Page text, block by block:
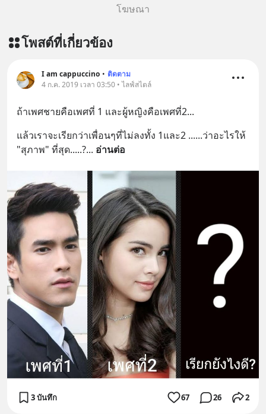
โฆษณา
โพสต์ที่เกี่ยวข้อง
I am cappuccino • ติดตาม
4 ก.ค. 2019 เวลา 03:50 • ไลฟ์สไตล์
ถ้าเพศชายคือเพศที่ 1 และผู้หญิงคือเพศที่2...
แล้วเราจะเรียกว่าเพื่อนๆที่ไม่ลงทั้ง 1และ2 ......ว่าอะไรให้
"สุภาพ" ที่สุด.....?... อ่านต่อ
3 บันทึก 67 26 2